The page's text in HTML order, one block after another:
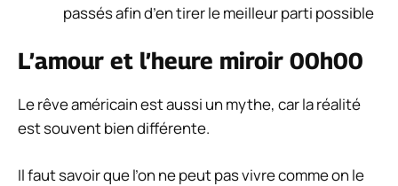
passés afin d’en tirer le meilleur parti possible
L’amour et l’heure miroir 00h00
Le rêve américain est aussi un mythe, car la réalité
est souvent bien différente.
Il faut savoir que l’on ne peut pas vivre comme on le